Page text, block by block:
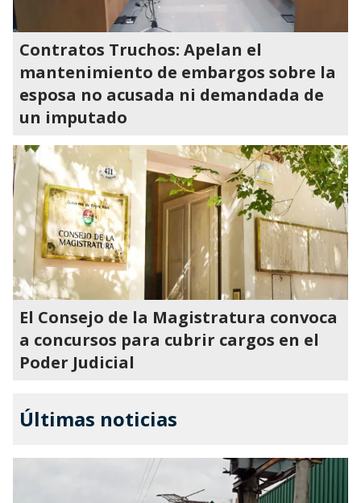
Contratos Truchos: Apelan el
mantenimiento de embargos sobre la
esposa no acusada ni demandada de
un imputado
El Consejo de la Magistratura convoca
a concursos para cubrir cargos en el
Poder Judicial
Últimas noticias